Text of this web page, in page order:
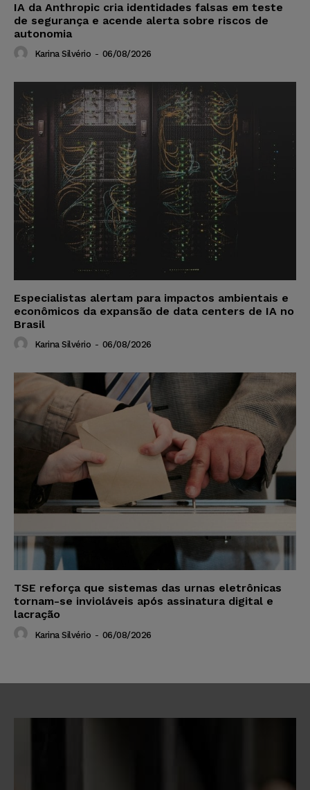
IA da Anthropic cria identidades falsas em teste
de segurança e acende alerta sobre riscos de
autonomia
Karina Silvério - 06/08/2026
Especialistas alertam para impactos ambientais e
econômicos da expansão de data centers de IA no
Brasil
Karina Silvério - 06/08/2026
TSE reforça que sistemas das urnas eletrônicas
tornam-se invioláveis após assinatura digital e
lacração
Karina Silvério - 06/08/2026